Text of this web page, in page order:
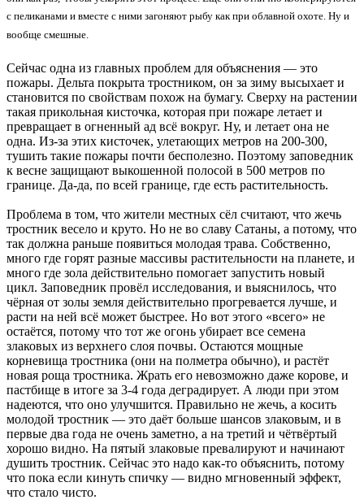
с пеликанами и вместе с ними загоняют рыбу как при облавной охоте. Ну и
вообще смешные.
Сейчас одна из главных проблем для объяснения — это
пожары. Дельта покрыта тростником, он за зиму высыхает и
становится по свойствам похож на бумагу. Сверху на растении
такая прикольная кисточка, которая при пожаре летает и
превращает в огненный ад всё вокруг. Ну, и летает она не
одна. Из-за этих кисточек, улетающих метров на 200-300,
тушить такие пожары почти бесполезно. Поэтому заповедник
к весне защищают выкошенной полосой в 500 метров по
границе. Да-да, по всей границе, где есть растительность.
Проблема в том, что жители местных сёл считают, что жечь
тростник весело и круто. Но не во славу Сатаны, а потому, что
так должна раньше появиться молодая трава. Собственно,
много где горят разные массивы растительности на планете, и
много где зола действительно помогает запустить новый
цикл. Заповедник провёл исследования, и выяснилось, что
чёрная от золы земля действительно прогревается лучше, и
расти на ней всё может быстрее. Но вот этого «всего» не
остаётся, потому что тот же огонь убирает все семена
злаковых из верхнего слоя почвы. Остаются мощные
корневища тростника (они на полметра обычно), и растёт
новая роща тростника. Жрать его невозможно даже корове, и
пастбище в итоге за 3-4 года деградирует. А люди при этом
надеются, что оно улучшится. Правильно не жечь, а косить
молодой тростник — это даёт больше шансов злаковым, и в
первые два года не очень заметно, а на третий и чётвёртый
хорошо видно. На пятый злаковые превалируют и начинают
душить тростник. Сейчас это надо как-то объяснить, потому
что пока если кинуть спичку — видно мгновенный эффект,
что стало чисто.